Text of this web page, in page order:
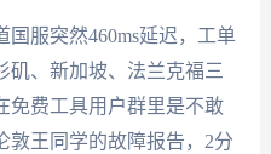
服突然460ms延迟，工单
矶、新加坡、法兰克福三
免费工具用户群里是不敢
敦王同学的故障报告，2分